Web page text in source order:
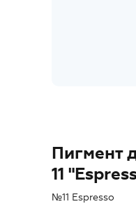
Пигмент
11
№11 Espresso